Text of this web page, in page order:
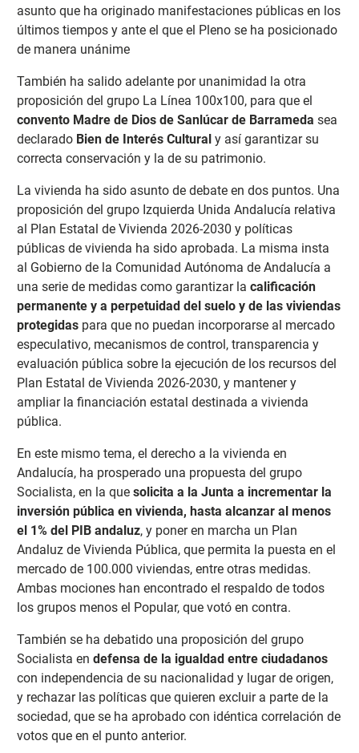
asunto que ha originado manifestaciones públicas en los
últimos tiempos y ante el que el Pleno se ha posicionado
de manera unánime
También ha salido adelante por unanimidad la otra
proposición del grupo La Línea 100x100, para que el
convento Madre de Dios de Sanlúcar de Barrameda sea
declaradoBien de Interés Culturaly así garantizar su
correcta conservación y la de su patrimonio.
La vivienda ha sido asunto de debate en dos puntos. Una
proposición del grupo Izquierda Unida Andalucía relativa
al Plan Estatal de Vivienda 2026-2030 y políticas
públicas de vivienda ha sido aprobada. La misma insta
al Gobierno de la Comunidad Autónoma de Andalucía a
una serie de medidas como garantizar la calificación
permanente y a perpetuidad del suelo y de las viviendas
protegidaspara que no puedan incorporarse al mercado
especulativo, mecanismos de control, transparencia y
evaluación pública sobre la ejecución de los recursos del
Plan Estatal de Vivienda 2026-2030, y mantener y
ampliar la financiación estatal destinada a vivienda
pública.
En este mismo tema, el derecho a la vivienda en
Andalucía, ha prosperado una propuesta del grupo
Socialista, en la que solicita a la Junta a incrementar la
inversión pública en vivienda, hasta alcanzar al menos
el 1% del PIB andaluz, y poner en marcha un Plan
Andaluz de Vivienda Pública, que permita la puesta en el
mercado de 100.000 viviendas, entre otras medidas.
Ambas mociones han encontrado el respaldo de todos
los grupos menos el Popular, que votó en contra.
También se ha debatido una proposición del grupo
Socialista en defensa de la igualdad entre ciudadanos
con independencia de su nacionalidad y lugar de origen,
y rechazar las políticas que quieren excluir a parte de la
sociedad, que se ha aprobado con idéntica correlación de
votos que en el punto anterior.